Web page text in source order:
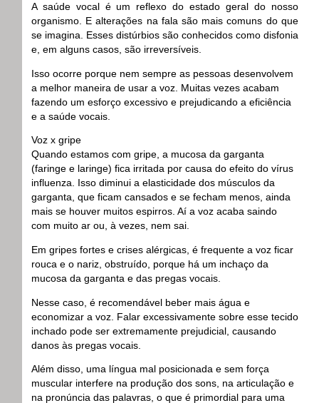
A saúde vocal é um reflexo do estado geral do nosso
organismo. E alterações na fala são mais comuns do que
se imagina. Esses distúrbios são conhecidos como disfonia
e, em alguns casos, são irreversíveis.
Isso ocorre porque nem sempre as pessoas desenvolvem
a melhor maneira de usar a voz. Muitas vezes acabam
fazendo um esforço excessivo e prejudicando a eficiência
e a saúde vocais.
Voz x gripe
Quando estamos com gripe, a mucosa da garganta
(faringe e laringe) fica irritada por causa do efeito do vírus
influenza. Isso diminui a elasticidade dos músculos da
garganta, que ficam cansados e se fecham menos, ainda
mais se houver muitos espirros. Aí a voz acaba saindo
com muito ar ou, à vezes, nem sai.
Em gripes fortes e crises alérgicas, é frequente a voz ficar
rouca e o nariz, obstruído, porque há um inchaço da
mucosa da garganta e das pregas vocais.
Nesse caso, é recomendável beber mais água e
economizar a voz. Falar excessivamente sobre esse tecido
inchado pode ser extremamente prejudicial, causando
danos às pregas vocais.
Além disso, uma língua mal posicionada e sem força
muscular interfere na produção dos sons, na articulação e
na pronúncia das palavras, o que é primordial para uma